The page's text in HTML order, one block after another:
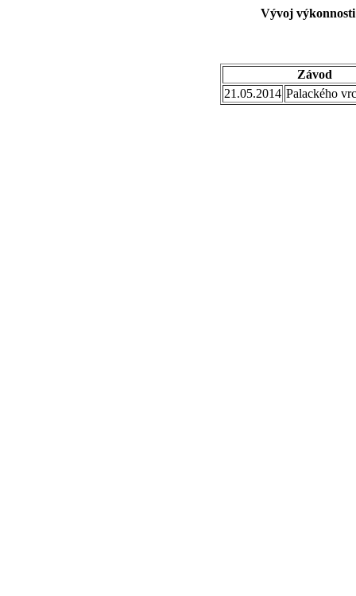
Vývoj
Závod
21.05.2014 Palackého